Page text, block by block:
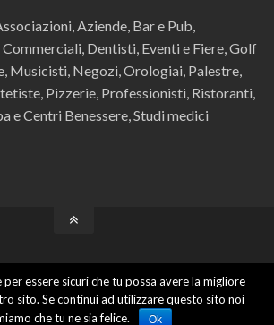
Aziende, Bar e Pub,
Dentisti, Eventi e Fiere, Golf
Musicisti, Negozi, Orologiai, Palestre,
Pizzerie, Professionisti, Ristoranti,
e Centri Benessere, Studi medici
Gorizia, 18 - 47122 Forlì (FC) - Tel. +39 0543 543210
essere sicuri che tu possa avere la migliore
sito. Se continui ad utilizzare questo sito noi
che tu ne sia felice.
Ok